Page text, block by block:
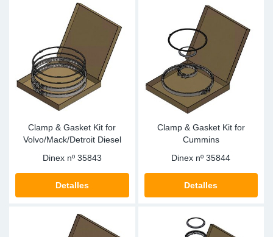
Clamp & Gasket Kit for
Volvo/Mack/Detroit Diesel
Dinex nº 35843
Detalles
Clamp & Gasket Kit for
Cummins
Dinex nº 35844
Detalles